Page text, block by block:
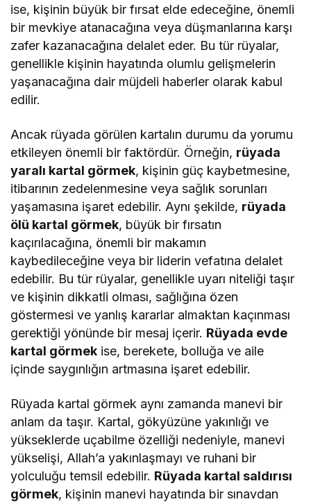
ise, kişinin büyük bir fırsat elde edeceğine, önemli
bir mevkiye atanacağına veya düşmanlarına karşı
zafer kazanacağına delalet eder. Bu tür rüyalar,
genellikle kişinin hayatında olumlu gelişmelerin
yaşanacağına dair müjdeli haberler olarak kabul
edilir.
Ancak rüyada görülen kartalın durumu da yorumu
etkileyen önemli bir faktördür. Örneğin, rüyada
yaralı kartal görmek, kişinin güç kaybetmesine,
itibarının zedelenmesine veya sağlık sorunları
yaşamasına işaret edebilir. Aynı şekilde, rüyada
ölü kartal görmek, büyük bir fırsatın
kaçırılacağına, önemli bir makamın
kaybedileceğine veya bir liderin vefatına delalet
edebilir. Bu tür rüyalar, genellikle uyarı niteliği taşır
ve kişinin dikkatli olması, sağlığına özen
göstermesi ve yanlış kararlar almaktan kaçınması
gerektiği yönünde bir mesaj içerir. Rüyada evde
kartal görmek ise, berekete, bolluğa ve aile
içinde saygınlığın artmasına işaret edebilir.
Rüyada kartal görmek aynı zamanda manevi bir
anlam da taşır. Kartal, gökyüzüne yakınlığı ve
yükseklerde uçabilme özelliği nedeniyle, manevi
yükselişi, Allah’a yakınlaşmayı ve ruhani bir
yolculuğu temsil edebilir. Rüyada kartal saldırısı
görmek, kişinin manevi hayatında bir sınavdan